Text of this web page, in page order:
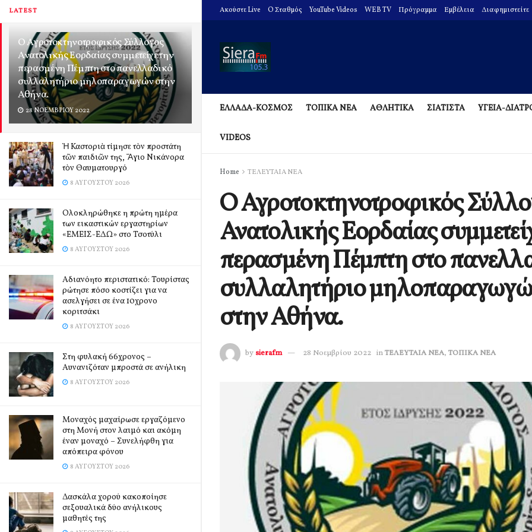
LATEST
Ο Αγροτοκτηνοτροφικός Σύλλογος
Ανατολικής Εορδαίας συμμετείχε την
περασμένη Πέμπτη στο πανελλαδικό
συλλαλητήριο μηλοπαραγωγών στην
Αθήνα.
28 ΝΟΕΜΒΡΊΟΥ 2022
Ἡ Καστοριὰ τίμησε τὸν προστάτη
τῶν παιδιῶν της, Ἅγιο Νικάνορα
τὸν Θαυματουργό
8 ΑΥΓΟΎΣΤΟΥ 2026
Ολοκληρώθηκε η πρώτη ημέρα
των εικαστικών εργαστηρίων
«ΕΜΕΙΣ-ΕΔΩ» στο Τσοτύλι
8 ΑΥΓΟΎΣΤΟΥ 2026
Αδιανόητο περιστατικό: Τουρίστας
ρώτησε πόσο κοστίζει για να
ασελγήσει σε ένα 10χρονο
κοριτσάκι
8 ΑΥΓΟΎΣΤΟΥ 2026
Στη φυλακή 66χρονος –
Αυνανιζόταν μπροστά σε ανήλικη
8 ΑΥΓΟΎΣΤΟΥ 2026
Μοναχός μαχαίρωσε εργαζόμενο
στη Μονή στον λαιμό και ακόμη
έναν μοναχό – Συνελήφθη για
απόπειρα φόνου
8 ΑΥΓΟΎΣΤΟΥ 2026
Δασκάλα χορού κακοποίησε
σεξουαλικά δύο ανήλικους
μαθητές της
Ακούστε Live O Σταθμός YouTube Videos WEB TV Πρόγραμμα Εμβέλεια Διαφημιστείτε
ΕΛΛΑΔΑ-ΚΟΣΜΟΣ ΤΟΠΙΚΑ ΝΕΑ ΑΘΛΗΤΙΚΑ ΣΙΑΤΙΣΤΑ ΥΓΕΙΑ-
VIDEOS
Home ΤΕΛΕΥΤΑΙΑ ΝΕΑ
Ο Αγροτοκτηνοτροφικός
Ανατολικής Εορδαίας
περασμένη Πέμπτη στο
συλλαλητήριο
στην Αθήνα.
by sierafm 28 Νοεμβρίου 2022 inΤΕΛΕΥΤΑΙΑ ΝΕΑ, ΤΟΠΙΚΑ ΝΕΑ